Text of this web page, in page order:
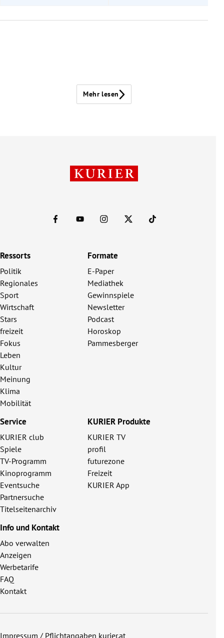
Mehr lesen
Ressorts
Politik
Regionales
Sport
Wirtschaft
Stars
freizeit
Fokus
Leben
Kultur
Meinung
Klima
Mobilität
Formate
E-Paper
Mediathek
Gewinnspiele
Newsletter
Podcast
Horoskop
Pammesberger
Service
KURIER club
Spiele
TV-Programm
Kinoprogramm
Eventsuche
Partnersuche
Titelseitenarchiv
KURIER Produkte
KURIER TV
profil
futurezone
Freizeit
KURIER App
Info und Kontakt
Abo verwalten
Anzeigen
Werbetarife
FAQ
Kontakt
Impressum / Pflichtangaben kurier.at